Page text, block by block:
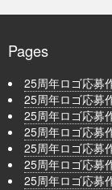
Pages
25周年ロゴ応募
25周年ロゴ応募
25周年ロゴ応募
25周年ロゴ応募
25周年ロゴ応募
25周年ロゴ応募
25周年ロゴ応募